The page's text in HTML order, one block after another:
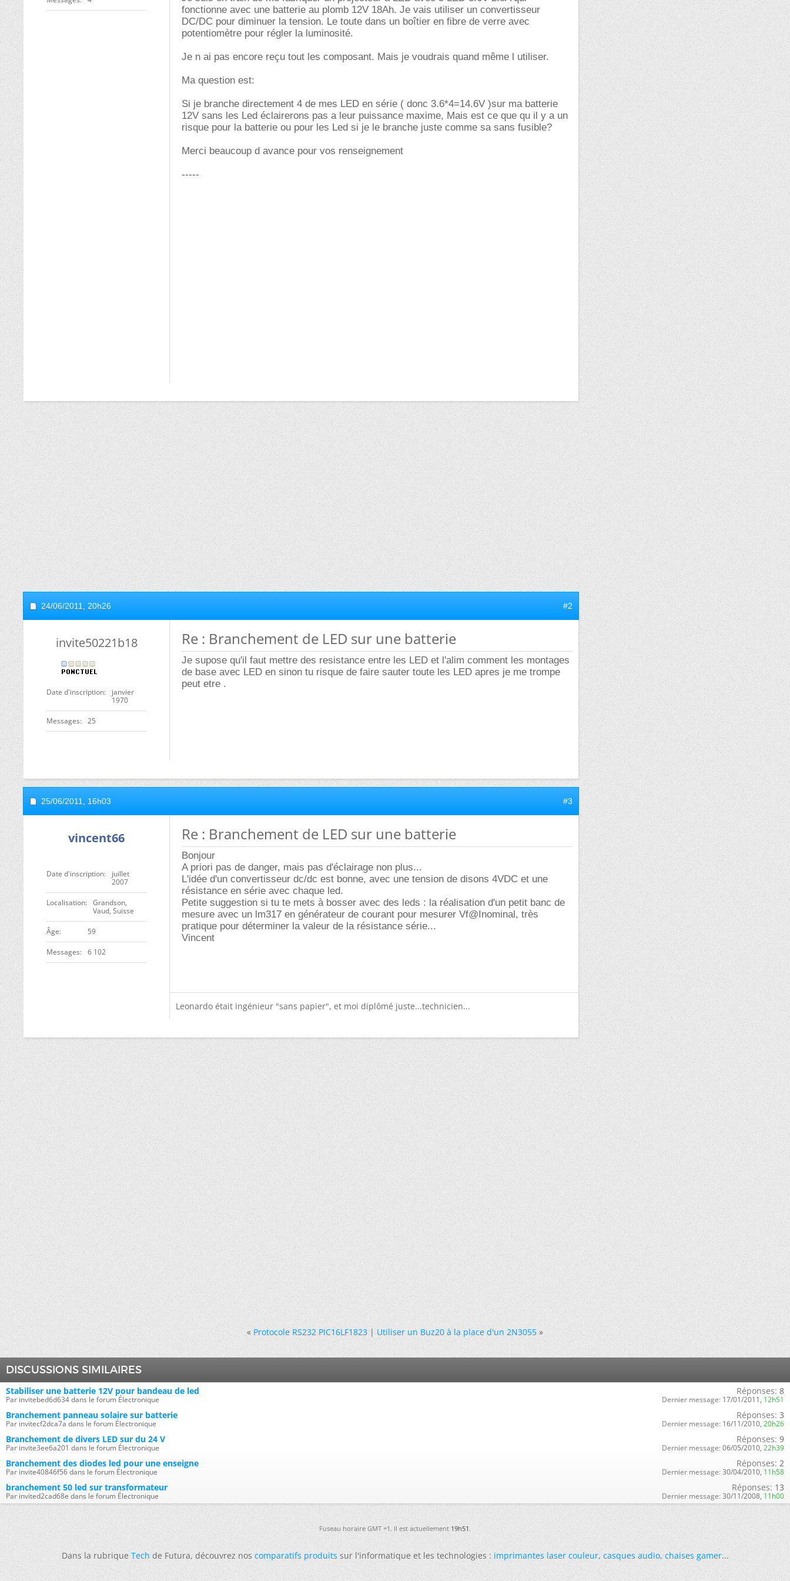
fonctionne avec une batterie au plomb 12V 18Ah. Je vais utiliser un convertisseur
DC/DC pour diminuer la tension. Le toute dans un boîtier en fibre de verre avec
potentiomètre pour régler la luminosité.
Je n ai pas encore reçu tout les composant. Mais je voudrais quand même l utiliser.
Ma question est:
Si je branche directement 4 de mes LED en série ( donc 3.6*4=14.6V )sur ma batterie
12V sans les Led éclairerons pas a leur puissance maxime, Mais est ce que qu il y a un
risque pour la batterie ou pour les Led si je le branche juste comme sa sans fusible?
Merci beaucoup d avance pour vos renseignement
-----
24/06/2011, 20h26 #2
invite50221b18
Date d'inscription
janvier
1970
Messages 25
Re : Branchement de LED sur une batterie
Je supose qu'il faut mettre des resistance entre les LED et l'alim comment les montages
de base avec LED en sinon tu risque de faire sauter toute les LED apres je me trompe
peut etre .
25/06/2011, 16h03 #3
vincent66
Date d'inscription
juillet
2007
Localisation
Grandson,
Vaud, Suisse
ge 59
Messages 6 102
Re : Branchement de LED sur une batterie
Bonjour
A priori pas de danger, mais pas d'éclairage non plus...
L'idée d'un convertisseur dc/dc est bonne, avec une tension de disons 4VDC et une
résistance en série avec chaque led.
Petite suggestion si tu te mets à bosser avec des leds : la réalisation d'un petit banc de
mesure avec un lm317 en générateur de courant pour mesurer Vf@Inominal, très
pratique pour déterminer la valeur de la résistance série...
Vincent
Leonardo était ingénieur "sans papier", et moi diplômé juste...technicien...
« Protocole RS232 PIC16LF1823|Utiliser un Buz20 à la place d'un 2N3055 »
DISCUSSIONS SIMILAIRES
Stabiliser une batterie 12V pour bandeau de led
Par invitebed6d634 dans le forum Électronique
Réponses: 8
Dernier message: 17/01/2011, 12h51
Branchement panneau solaire sur batterie
Par invitecf2dca7a dans le forum Électronique
Réponses: 3
Dernier message: 16/11/2010, 20h26
Branchement de divers LED sur du 24 V
Par invite3ee6a201 dans le forum Électronique
Réponses: 9
Dernier message: 06/05/2010, 22h39
Branchement des diodes led pour une enseigne
Par invite40846f56 dans le forum Électronique
Réponses: 2
Dernier message: 30/04/2010, 11h58
branchement 50 led sur transformateur
Par invited2cad68e dans le forum Électronique
Réponses: 13
Dernier message: 30/11/2008, 11h00
Fuseau horaire GMT +1. Il est actuellement19h51.
Dans la rubriqueTechde Futura, découvrez noscomparatifs produitssur l'informatique et les technologies :imprimantes laser couleur,casques audio,chaises gamer...